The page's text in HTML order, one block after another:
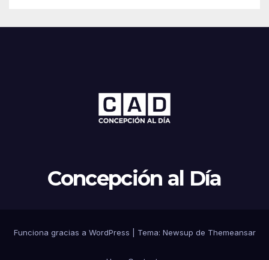
Concepción al Día
Funciona gracias a WordPress Tema: Newsup de Themeansar